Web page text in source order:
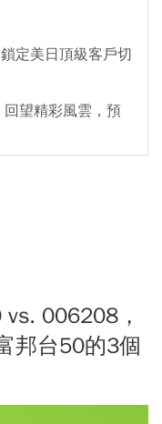
定美日頂級客戶切
望精彩風雲，預
006208，
邦台50的3個